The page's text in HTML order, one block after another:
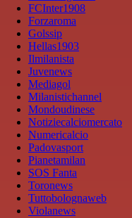
FCInter1908
Forzaroma
Golssip
Hellas1903
Ilmilanista
Juvenews
Mediagol
Milanistichannel
Mondoudinese
Notiziecalciomercato
Numericalcio
Padovasport
Pianetamilan
SOS Fanta
Toronews
Tuttobolognaweb
Violanews